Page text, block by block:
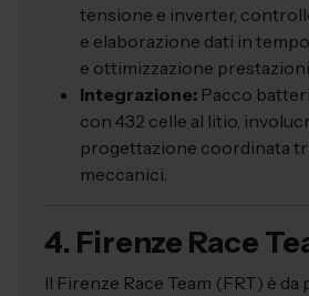
tensione e inverter,
e elaborazione dati in
e ottimizzazione
Integrazione: Pacco
con 432 celle al litio,
progettazione coordinata
meccanici.
4. Firenze Race
Il Firenze Race Team (FRT) è da